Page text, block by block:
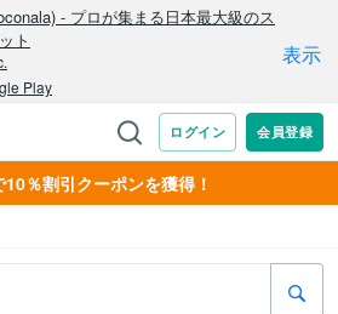
％割引クーポンを獲得！